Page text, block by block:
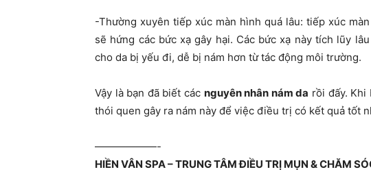
-Thường xuyên tiếp xúc màn hình quá lâu: tiếp xúc
sẽ hứng các bức xạ gây hại. Các bức xạ này tích lũy
cho da bị yếu đi, dễ bị nám hơn từ tác động môi trường.
Vậy là bạn đã biết các nguyên nhân nám da rồi đấy.
thói quen gây ra nám này để việc điều trị có kết quả tốt
——————-
HIỀN VÂN SPA – TRUNG TÂM ĐIỀU TRỊ MỤN & CHĂM